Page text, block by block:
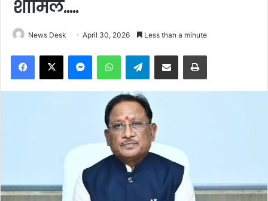
शामिल…..
News Desk April 30, 2026 Less than a minute
Facebook
X MessengerWhatsAppTelegramShare via Email Print